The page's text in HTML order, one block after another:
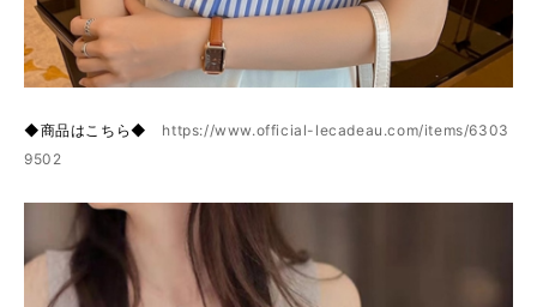
◆商品はこちら◆ https://www.official-lecadeau.com/items/6303
9502